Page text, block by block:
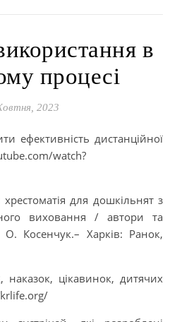
в
процесі
2023
watch?
для дошкільнят з
виховання / автори та
Косенчук.– Харків: Ранок,
наказок, цікавинок, дитячих